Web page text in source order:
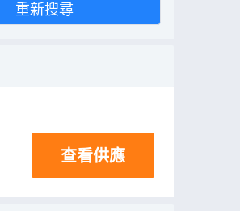
重新搜尋
查看供應